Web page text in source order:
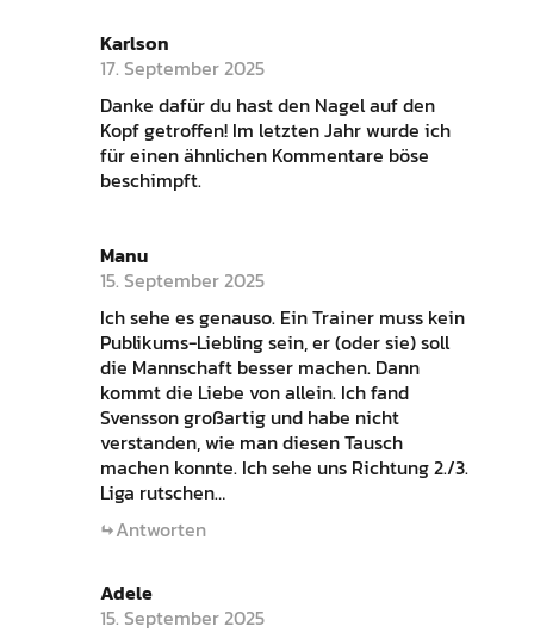
Karlson
17. September 2025
Danke dafür du hast den Nagel auf den
Kopf getroffen! Im letzten Jahr wurde ich
für einen ähnlichen Kommentare böse
beschimpft.
Manu
15. September 2025
Ich sehe es genauso. Ein Trainer muss kein
Publikums-Liebling sein, er (oder sie) soll
die Mannschaft besser machen. Dann
kommt die Liebe von allein. Ich fand
Svensson großartig und habe nicht
verstanden, wie man diesen Tausch
machen konnte. Ich sehe uns Richtung 2./3.
Liga rutschen…
Antworten
Adele
15. September 2025